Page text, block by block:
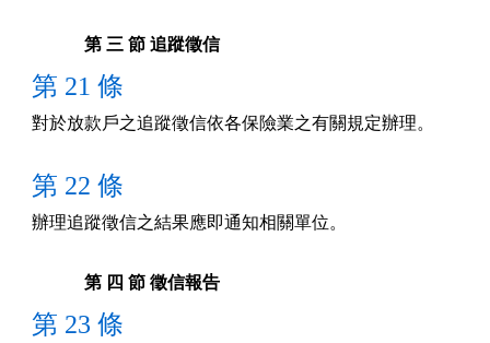
第 三 節 追蹤徵信
第 21 條
對於放款戶之追蹤徵信依各保險業之有關規定辦理。
第 22 條
辦理追蹤徵信之結果應即通知相關單位。
第 四 節 徵信報告
第 23 條